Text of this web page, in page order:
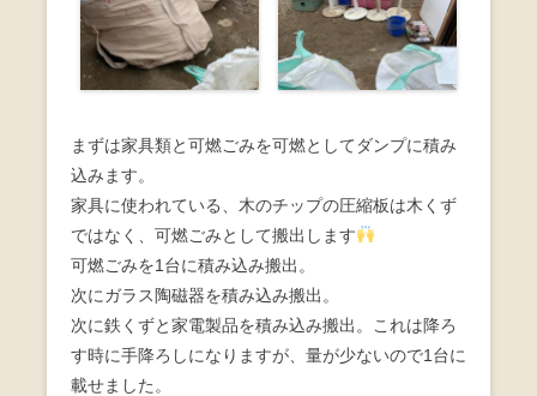
まずは家具類と可燃ごみを可燃としてダンプに積み
込みます。
家具に使われている、木のチップの圧縮板は木くず
ではなく、可燃ごみとして搬出します
可燃ごみを1台に積み込み搬出。
次にガラス陶磁器を積み込み搬出。
次に鉄くずと家電製品を積み込み搬出。これは降ろ
す時に手降ろしになりますが、量が少ないので1台に
載せました。